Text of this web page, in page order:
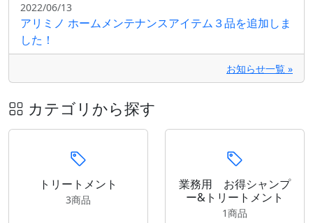
2022/06/13
アリミノ ホームメンテナンスアイテム３品を追加しま
した！
お知らせ一覧 »
カテゴリから探す
トリートメント
3商品
業務用 お得シャンプ
ー&トリートメント
1商品